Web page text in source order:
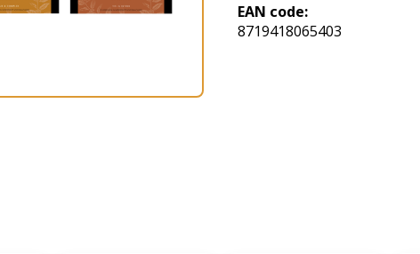
EAN code:
8719418065403